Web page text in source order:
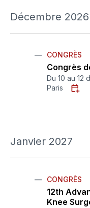
Décembre 2026
CONGRÈS
Congrès
Du 10 au 12
Paris
Janvier 2027
CONGRÈS
12th
Knee